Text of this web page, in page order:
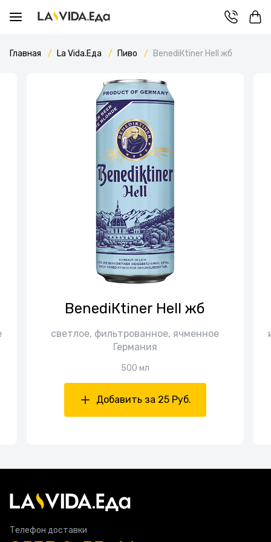
Главная La Vida.Еда Пиво BenediКtiner Hell жб
BenediКtiner Hell жб
cветлое, фильтрованное, ячменное
Германия
500 мл
Добавить за 25 Руб.
Телефон доставки